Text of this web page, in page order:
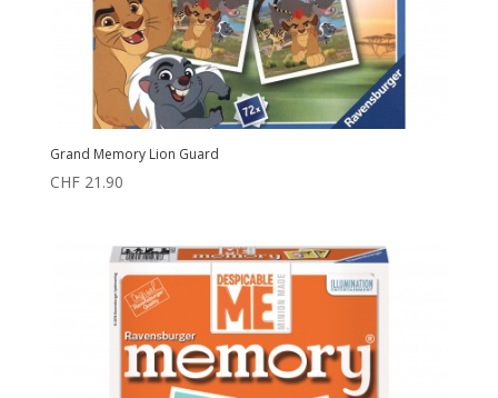
Grand Memory Lion Guard
CHF21.90